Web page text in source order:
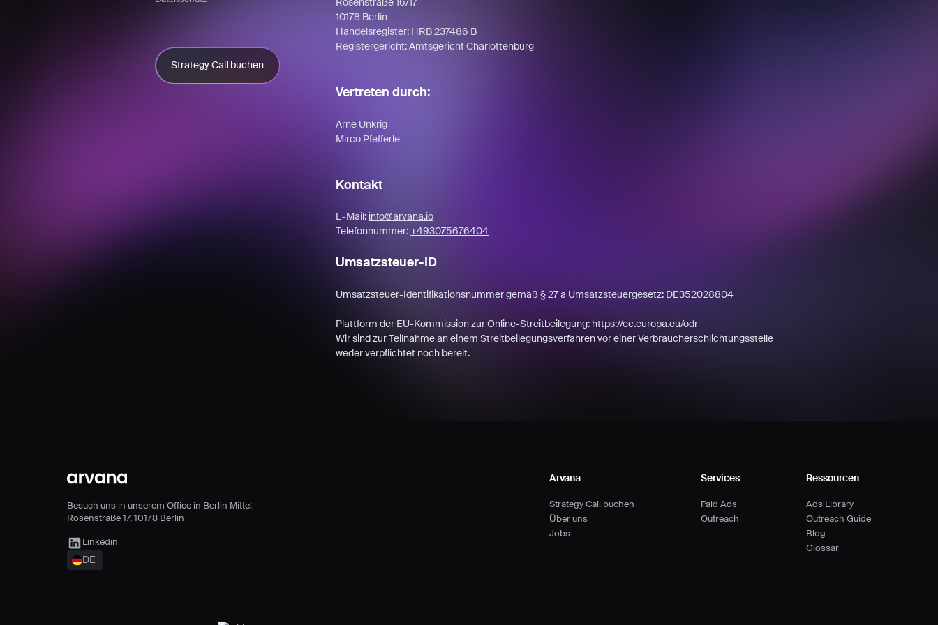
Strategy Call buchen
Rosenstraße 16/17
10178 Berlin
Handelsregister: HRB 237486 B
Registergericht: Amtsgericht Charlottenburg
Vertreten durch:
Arne Unkrig
Mirco Pfefferle
Kontakt
E-Mail: info@arvana.io
Telefonnummer: +493075676404
Umsatzsteuer-ID
Umsatzsteuer-Identifikationsnummer gemäß § 27 a Umsatzsteuergesetz: DE352028804
Plattform der EU-Kommission zur Online-Streitbeilegung: https://ec.europa.eu/odr
Wir sind zur Teilnahme an einem Streitbeilegungsverfahren vor einer Verbraucherschlichtungsstelle
weder verpflichtet noch bereit.
Besuch uns in unserem Office in Berlin Mitte:
Rosenstraße 17, 10178 Berlin
Linkedin
Arvana Link
DE
Arvana
Strategy Call buchen
Über uns
Jobs
Services
Paid Ads
Outreach
Ressourcen
Ads Library
Outreach Guide
Blog
Glossar